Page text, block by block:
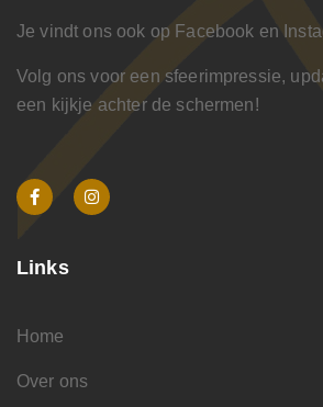
Je vindt ons ook op Facebook en
Volg ons voor een sfeerimpressie,
een kijkje achter de schermen!
Links
Home
Over ons